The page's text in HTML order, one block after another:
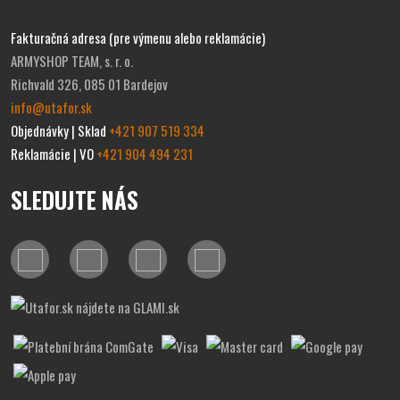
Fakturačná adresa (pre výmenu alebo reklamácie)
ARMYSHOP TEAM, s. r. o.
Richvald 326, 085 01 Bardejov
info@utafor.sk
Objednávky | Sklad +421 907 519 334
Reklamácie | VO+421 904 494 231
SLEDUJTE NÁS